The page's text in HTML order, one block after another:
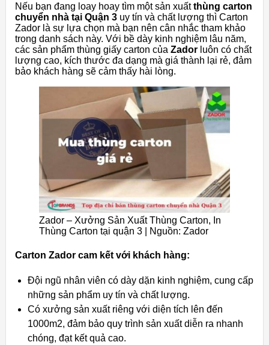
Nếu bạn đang loay hoay tìm một sản xuấtthùng carton
chuyển nhà tại Quận 3 uy tín và chất lượng thì Carton
Zador là sự lựa chọn mà bạn nên cân nhắc tham khảo
trong danh sách này. Với bề dày kinh nghiệm lâu năm,
các sản phẩm thùng giấy carton của Zador luôn có chất
lượng cao, kích thước đa dạng mà giá thành lại rẻ, đảm
bảo khách hàng sẽ cảm thấy hài lòng.
Zador – Xưởng Sản Xuất Thùng Carton, In
Thùng Carton tại quận 3 | Nguồn: Zador
Carton Zador cam kết với khách hàng:
Đội ngũ nhân viên có dày dặn kinh nghiệm, cung cấp
những sản phẩm uy tín và chất lượng.
Có xưởng sản xuất riêng với diện tích lên đến
1000m2, đảm bảo quy trình sản xuất diễn ra nhanh
chóng, đạt kết quả cao.